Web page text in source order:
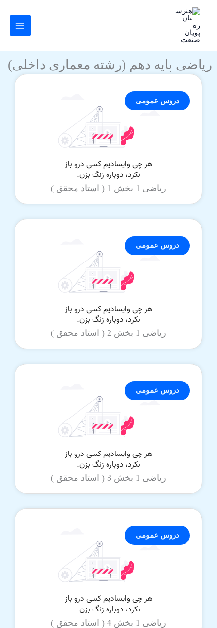
ریاضی پایه دهم (رشته معماری داخلی)
ریاضی 1 بخش 1 ( استاد محقق )
دروس عمومی
ریاضی 1 بخش 2 ( استاد محقق )
دروس عمومی
ریاضی 1 بخش 3 ( استاد محقق )
دروس عمومی
ریاضی 1 بخش 4 ( استاد محقق )
دروس عمومی